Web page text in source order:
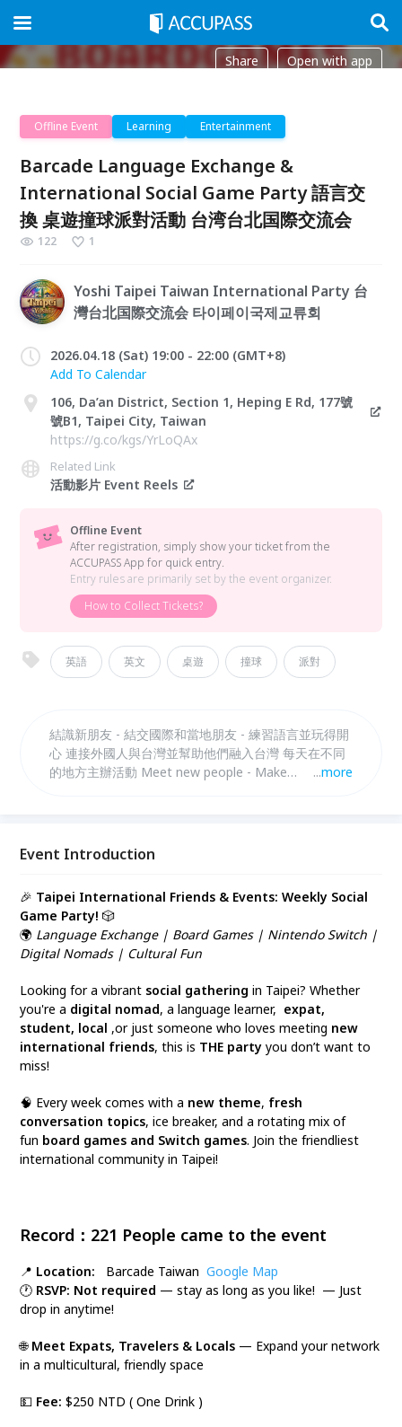
Share Open with app
Offline Event Learning Entertainment
Barcade Language Exchange &
International Social Game Party 語言交
換 桌遊撞球派對活動 台湾台北国際交流会
122 1
Yoshi Taipei Taiwan International Party 台
灣台北国際交流会 타이페이국제교류회
2026.04.18 (Sat) 19:00 - 22:00 (GMT+8)
Add To Calendar
106, Da’an District, Section 1, Heping E Rd, 177號
號B1, Taipei City, Taiwan
https://g.co/kgs/YrLoQAx
Related Link
活動影片 Event Reels
Offline Event
After registration, simply show your ticket from the
ACCUPASS App for quick entry.
Entry rules are primarily set by the event organizer.
How to Collect Tickets?
英語 英文 桌遊 撞球 派對
結識新朋友 - 結交國際和當地朋友 - 練習語言並玩得開
心 連接外國人與台灣並幫助他們融入台灣 每天在不同
的地方主辦活動 Meet new people - Make
Everyday
...more
Event Introduction
🎉 Taipei International Friends & Events: Weekly Social
Game Party! 🎲
🌍 Language Exchange | Board Games | Nintendo Switch |
Digital Nomads | Cultural Fun
Looking for a vibrant social gathering in Taipei? Whether
you're a digital nomad, a language learner, expat,
student, local ,or just someone who loves meeting new
international friends, this is THE party you don’t want to
miss!
🧠 Every week comes with a new theme, fresh
conversation topics, ice breaker, and a rotating mix of
fun board games and Switch games. Join the friendliest
international community in Taipei!
Record：221 People came to the event
📍 Location: Barcade TaiwanGoogle Map
🕐 RSVP: Not required — stay as long as you like! — Just
drop in anytime!
🌐 Meet Expats, Travelers & Locals — Expand your network
in a multicultural, friendly space
💵 Fee: $250 NTD ( One Drink )